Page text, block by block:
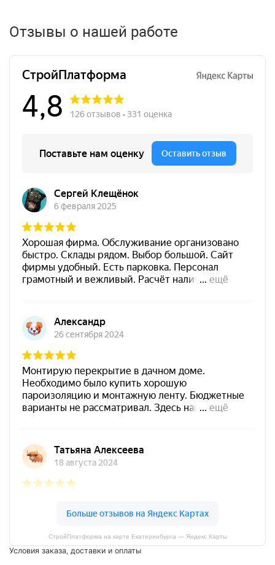
Применение: для внутренних работ.
проникновение влаги и повышая надежность
Отзывы о нашей работе
СтройПлатформа на карте Екатеринбурга — Яндекс Карты
Условия заказа, доставки и оплаты